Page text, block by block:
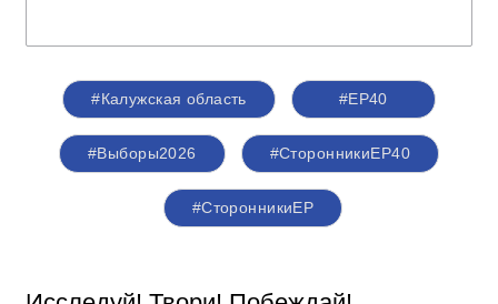
#Калужская область #ЕР40
#Выборы2026 #СторонникиЕР40
#СторонникиЕР